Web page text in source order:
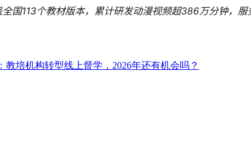
国113个教材版本，累计研发动漫视频超386万分钟，
教培机构转型线上督学，2026年还有机会吗？